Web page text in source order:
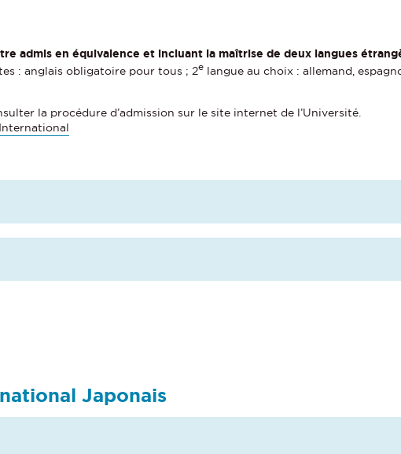
admis en équivalence et incluant la maîtrise de deux langues
: anglais obligatoire pour tous ; 2e langue au choix : allemand,
la procédure d’admission sur le site internet de l’Université.
Japonais